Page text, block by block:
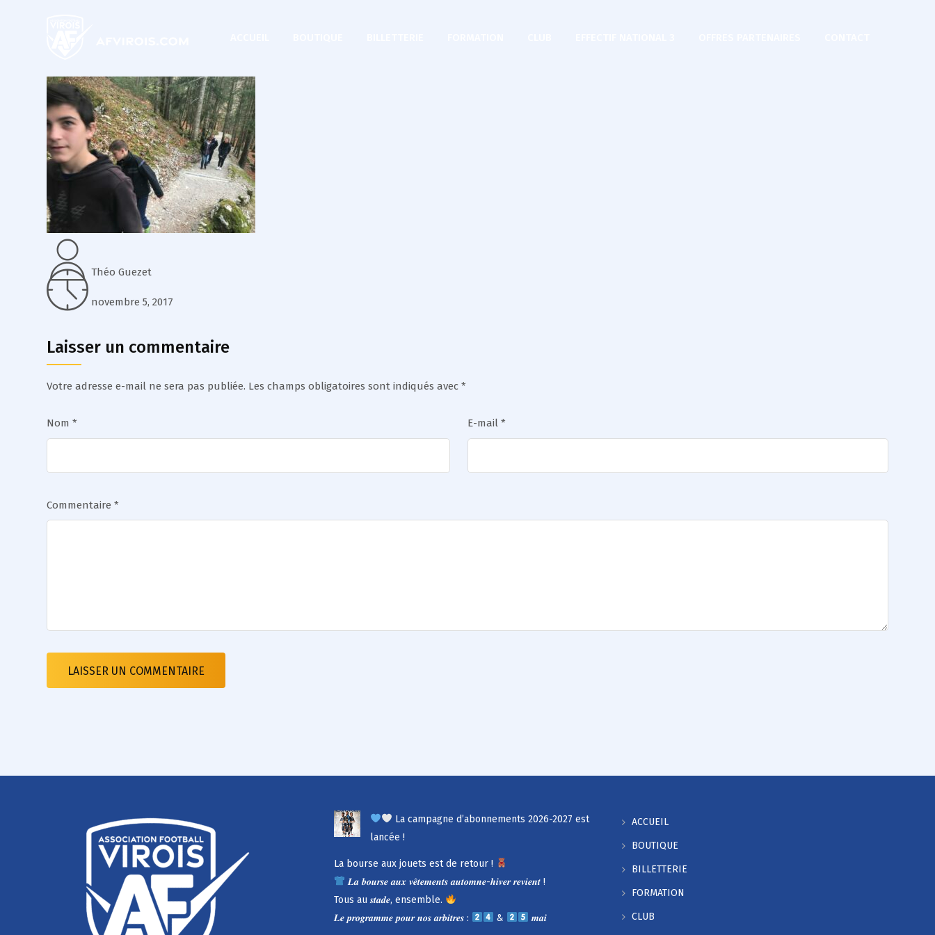
Théo Guezet
novembre 5, 2017
Laisser un commentaire
Votre adresse e-mail ne sera pas publiée. Les champs obligatoires sont indiqués avec *
Nom * E-mail *
Commentaire *
La campagne d’abonnements 2026-2027 est
lancée !
La bourse aux jouets est de retour !
𝑳𝒂 𝒃𝒐𝒖𝒓𝒔𝒆 𝒂𝒖𝒙 𝒗𝒆̂𝒕𝒆𝒎𝒆𝒏𝒕𝒔 𝒂𝒖𝒕𝒐𝒎𝒏𝒆-𝒉𝒊𝒗𝒆𝒓 𝒓𝒆𝒗𝒊𝒆𝒏𝒕 !
Tous au 𝒔𝒕𝒂𝒅𝒆, ensemble.
𝑳𝒆 𝒑𝒓𝒐𝒈𝒓𝒂𝒎𝒎𝒆 𝒑𝒐𝒖𝒓 𝒏𝒐𝒔 𝒂𝒓𝒃𝒊𝒕𝒓𝒆𝒔 :
& 𝒎𝒂𝒊
ACCUEIL
BOUTIQUE
BILLETTERIE
FORMATION
CLUB